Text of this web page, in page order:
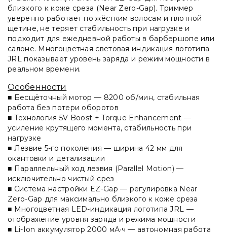
близкого к коже среза (Near Zero-Gap). Триммер
уверенно работает по жёстким волосам и плотной
щетине, не теряет стабильность при нагрузке и
подходит для ежедневной работы в барбершопе или
салоне. Многоцветная световая индикация логотипа
JRL показывает уровень заряда и режим мощности в
реальном времени.
Особенности
■ Бесщёточный мотор — 8200 об/мин, стабильная
работа без потери оборотов
■ Технология 5V Boost + Torque Enhancement —
усиление крутящего момента, стабильность при
нагрузке
■ Лезвие 5-го поколения — ширина 42 мм для
окантовки и детализации
■ Параллельный ход лезвия (Parallel Motion) —
исключительно чистый срез
■ Система настройки EZ-Gap — регулировка Near
Zero-Gap для максимально близкого к коже среза
■ Многоцветная LED-индикация логотипа JRL —
отображение уровня заряда и режима мощности
■ Li-Ion аккумулятор 2000 мА·ч — автономная работа